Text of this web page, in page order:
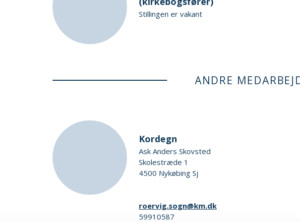
Stillingen er vakant
ANDRE
Kordegn
Ask Anders Skovsted
Skolestræde 1
4500 Nykøbing Sj
roervig.sogn@km.dk
59910587